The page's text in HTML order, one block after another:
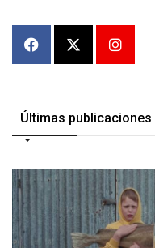
Últimas publicaciones